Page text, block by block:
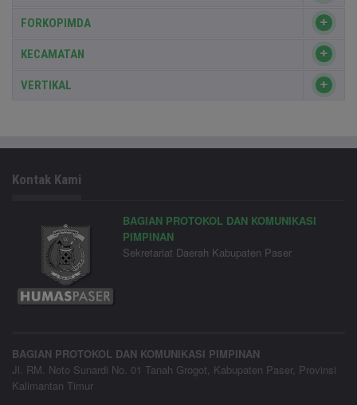
FORKOPIMDA
KECAMATAN
VERTIKAL
Kontak Kami
BAGIAN PROTOKOL DAN KOMUNIKASI
PIMPINAN
Sekretariat Daerah Kabupaten Paser
BAGIAN PROTOKOL DAN KOMUNIKASI PIMPINAN
Jl. RM. Noto Sunardi No. 01 Tanah Grogot, Kabupaten Paser, Provinsi
Kalimantan Timur